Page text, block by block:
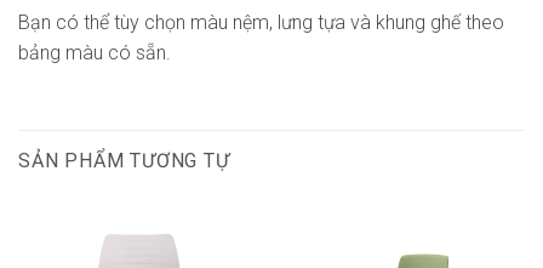
Bạn có thể tùy chọn màu nệm, lưng tựa và khung ghế theo
bảng màu có sẵn.
SẢN PHẨM TƯƠNG TỰ